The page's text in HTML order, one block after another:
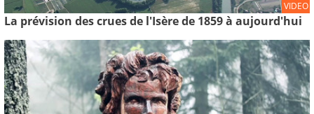
VIDEO
La prévision des crues de l'Isère de 1859 à aujourd'hui